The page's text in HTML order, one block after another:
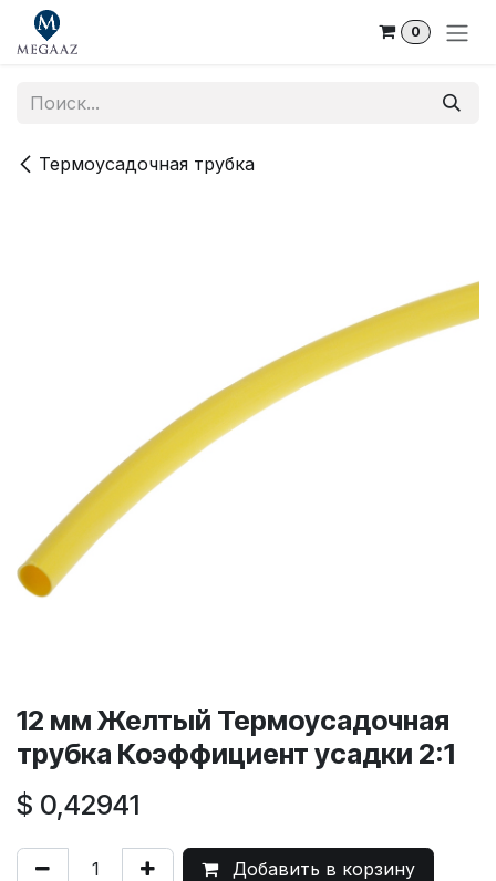
Skip to Content
0
Термоусадочная трубка
12 мм Желтый Термоусадочная
трубка Коэффициент усадки 2:1
$ 0,42941
Добавить в корзину